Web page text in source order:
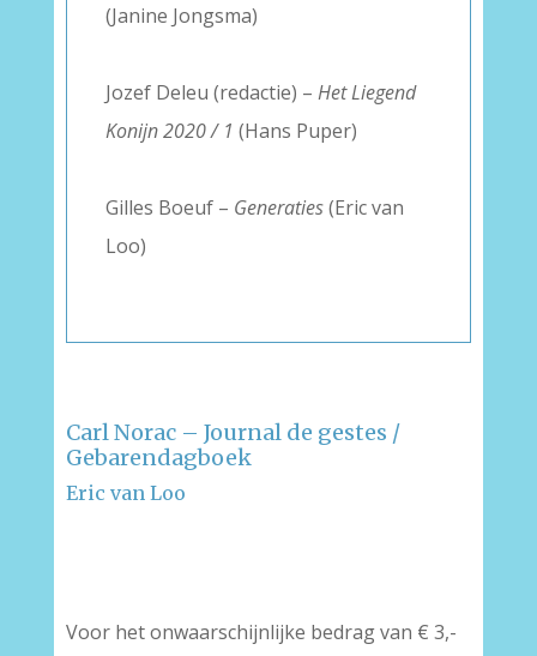
(Janine Jongsma)
Jozef Deleu (redactie) – Het Liegend
Konijn 2020 / 1 (Hans Puper)
Gilles Boeuf – Generaties(Eric van
Loo)
Carl Norac – Journal de gestes /
Gebarendagboek
Eric van Loo
Voor het onwaarschijnlijke bedrag van € 3,-